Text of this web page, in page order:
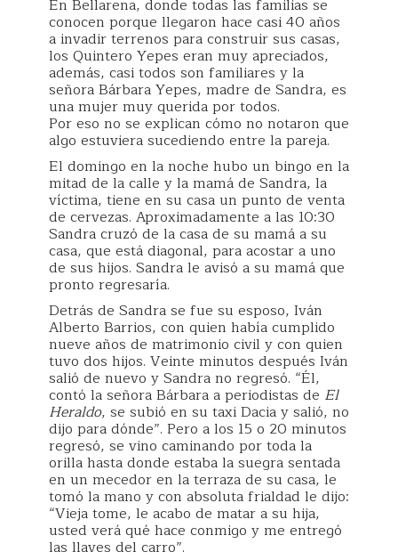
En Bellarena, donde todas las familias se
conocen porque llegaron hace casi 40 años
a invadir terrenos para construir sus casas,
los Quintero Yepes eran muy apreciados,
además, casi todos son familiares y la
señora Bárbara Yepes, madre de Sandra, es
una mujer muy querida por todos.
Por eso no se explican cómo no notaron que
algo estuviera sucediendo entre la pareja.
El domingo en la noche hubo un bingo en la
mitad de la calle y la mamá de Sandra, la
víctima, tiene en su casa un punto de venta
de cervezas. Aproximadamente a las 10:30
Sandra cruzó de la casa de su mamá a su
casa, que está diagonal, para acostar a uno
de sus hijos. Sandra le avisó a su mamá que
pronto regresaría.
Detrás de Sandra se fue su esposo, Iván
Alberto Barrios, con quien había cumplido
nueve años de matrimonio civil y con quien
tuvo dos hijos. Veinte minutos después Iván
salió de nuevo y Sandra no regresó. “Él,
contó la señora Bárbara a periodistas de El
Heraldo, se subió en su taxi Dacia y salió, no
dijo para dónde”. Pero a los 15 o 20 minutos
regresó, se vino caminando por toda la
orilla hasta donde estaba la suegra sentada
en un mecedor en la terraza de su casa, le
tomó la mano y con absoluta frialdad le dijo:
“Vieja tome, le acabo de matar a su hija,
usted verá qué hace conmigo y me entregó
las llaves del carro”.